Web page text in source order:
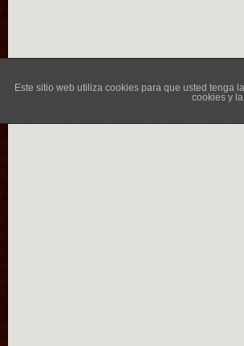
Este sitio web utiliza cookies para que usted tenga
cookies y